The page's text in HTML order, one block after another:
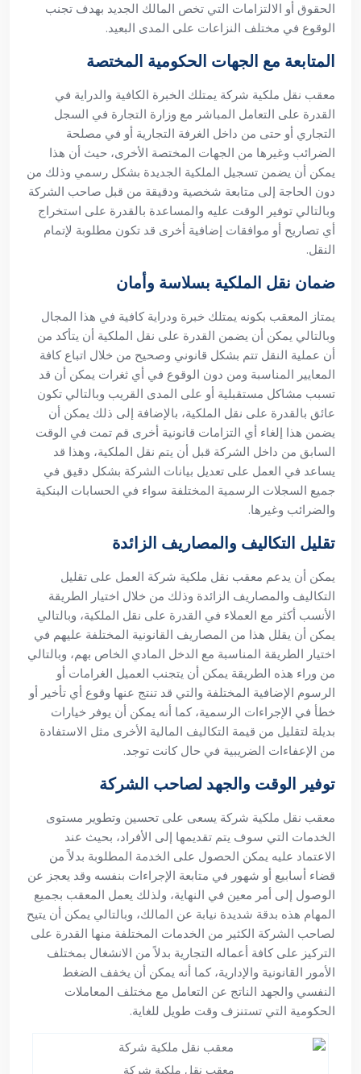
الحقوق أو الالتزامات التي تخص المالك الجديد بهدف تجنب
الوقوع في مختلف النزاعات على المدى البعيد.
المتابعة مع الجهات الحكومية المختصة
معقب نقل ملكية شركة يمتلك الخبرة الكافية والدراية في
القدرة على التعامل المباشر مع وزارة التجارة في السجل
التجاري أو حتى من داخل الغرفة التجارية أو في مصلحة
الضرائب وغيرها من الجهات المختصة الأخرى، حيث أن هذا
يمكن أن يضمن تسجيل الملكية الجديدة بشكل رسمي وذلك من
دون الحاجة إلى متابعة شخصية ودقيقة من قبل صاحب الشركة
وبالتالي توفير الوقت عليه والمساعدة بالقدرة على استخراج
أي تصاريح أو موافقات إضافية أخرى قد تكون مطلوبة لإتمام
النقل.
ضمان نقل الملكية بسلاسة وأمان
يمتاز المعقب بكونه يمتلك خبرة ودراية كافية في هذا المجال
وبالتالي يمكن أن يضمن القدرة على نقل الملكية أن يتأكد من
أن عملية النقل تتم بشكل قانوني وصحيح من خلال اتباع كافة
المعايير المناسبة ومن دون الوقوع في أي ثغرات يمكن أن قد
تسبب مشاكل مستقبلية أو على المدى القريب وبالتالي تكون
عائق بالقدرة على نقل الملكية، بالإضافة إلى ذلك يمكن أن
يضمن هذا إلغاء أي التزامات قانونية أخرى قم تمت في الوقت
السابق من داخل الشركة قبل أن يتم نقل الملكية، وهذا قد
يساعد في العمل على تعديل بيانات الشركة بشكل دقيق في
جميع السجلات الرسمية المختلفة سواء في الحسابات البنكية
والضرائب وغيرها.
تقليل التكاليف والمصاريف الزائدة
يمكن أن يدعم معقب نقل ملكية شركة العمل على تقليل
التكاليف والمصاريف الزائدة وذلك من خلال اختيار الطريقة
الأنسب أكثر مع العملاء في القدرة على نقل الملكية، وبالتالي
يمكن أن يقلل هذا من المصاريف القانونية المختلفة عليهم في
اختيار الطريقة المناسبة مع الدخل المادي الخاص بهم، وبالتالي
من وراء هذه الطريقة يمكن أن يتجنب العميل الغرامات أو
الرسوم الإضافية المختلفة والتي قد تنتج عنها وقوع أي تأخير أو
خطأ في الإجراءات الرسمية، كما أنه يمكن أن يوفر خيارات
بديلة لتقليل من قيمة التكاليف المالية الأخرى مثل الاستفادة
من الإعفاءات الضريبية في حال كانت توجد.
توفير الوقت والجهد لصاحب الشركة
معقب نقل ملكية شركة يسعى على تحسين وتطوير مستوى
الخدمات التي سوف يتم تقديمها إلى الأفراد، بحيث عند
الاعتماد عليه يمكن الحصول على الخدمة المطلوبة بدلاً من
قضاء أسابيع أو شهور في متابعة الإجراءات بنفسه وقد يعجز عن
الوصول إلى أمر معين في النهاية، ولذلك يعمل المعقب بجميع
المهام هذه بدقة شديدة نيابة عن المالك، وبالتالي يمكن أن يتيح
لصاحب الشركة الكثير من الخدمات المختلفة منها القدرة على
التركيز على كافة أعماله التجارية بدلاً من الانشغال بمختلف
الأمور القانونية والإدارية، كما أنه يمكن أن يخفف الضغط
النفسي والجهد الناتج عن التعامل مع مختلف المعاملات
الحكومية التي تستنزف وقت طويل للغاية.
معقب نقل ملكية شركة